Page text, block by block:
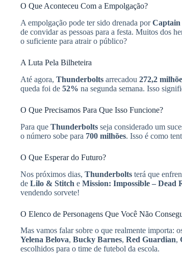
O Que Aconteceu Com a Empolgação?
A empolgação pode ter sido drenada porCaptain
de convidar as pessoas para a festa. Muitos dos
o suficiente para atrair o público?
A Luta Pela Bilheteira
Até agora, Thunderbolts arrecadou 272,2
queda foi de 52% na segunda semana. Isso
O Que Precisamos Para Que Isso Funcione?
Para que Thunderbolts seja considerado um
o número sobe para 700 milhões. Isso é como
O Que Esperar do Futuro?
Nos próximos dias, Thunderbolts terá que
de Lilo & Stitch e Mission: Impossible – Dead
vendendo sorvete!
O Elenco de Personagens Que Você Não
Mas vamos falar sobre o que realmente importa:
Yelena Belova, Bucky Barnes, Red Guardian,
escolhidos para o time de futebol da escola.